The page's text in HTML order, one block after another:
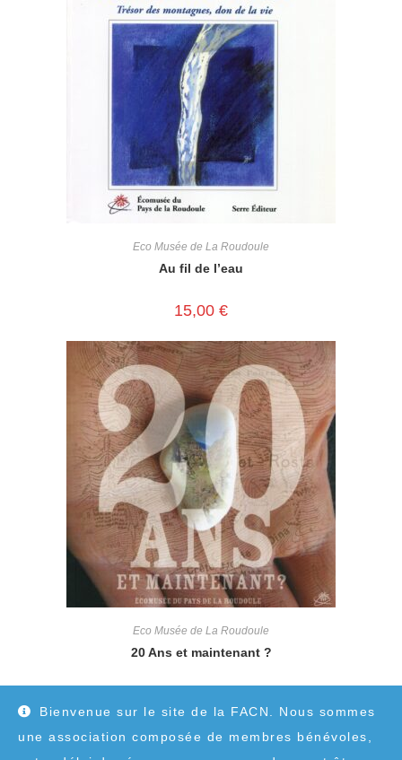
Bienvenue sur le site de la FACN. Nous sommes
une association composée de membres bénévoles,
Eco Musée de La Roudoule
Au fil de l’eau
15,00 €
Eco Musée de La Roudoule
20 Ans et maintenant ?